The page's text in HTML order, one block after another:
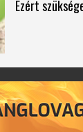
Ezért